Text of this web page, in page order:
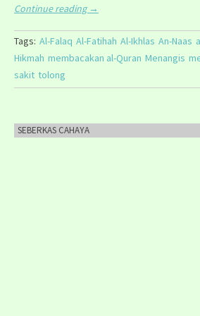
Continue reading →
Tags: Al-Falaq Al-Fatihah Al-Ikhlas An-Naas
Hikmah membacakan al-Quran Menangis
sakit tolong
SEBERKAS CAHAYA